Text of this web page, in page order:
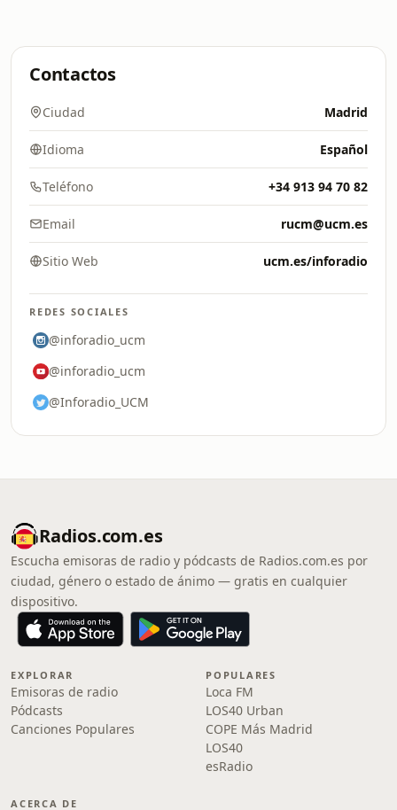
Contactos
Ciudad Madrid
Idioma Español
Teléfono +34 913 94 70 82
Email rucm@ucm.es
Sitio Web ucm.es/inforadio
REDES SOCIALES
@inforadio_ucm
@inforadio_ucm
@Inforadio_UCM
Radios.com.es
Escucha emisoras de radio y pódcasts de Radios.com.es por
ciudad, género o estado de ánimo — gratis en cualquier
dispositivo.
EXPLORAR
Emisoras de radio
Pódcasts
Canciones Populares
POPULARES
Loca FM
LOS40 Urban
COPE Más Madrid
LOS40
esRadio
ACERCA DE